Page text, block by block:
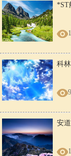
*ST
科
安